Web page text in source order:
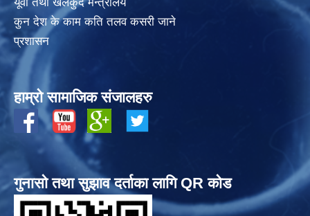
कुन देश के काम कति तलव कसरी जाने
प्रशासन
हाम्रो सामाजिक संजालहरु
गुनासो तथा सुझाव दर्ताका लागि QR कोड